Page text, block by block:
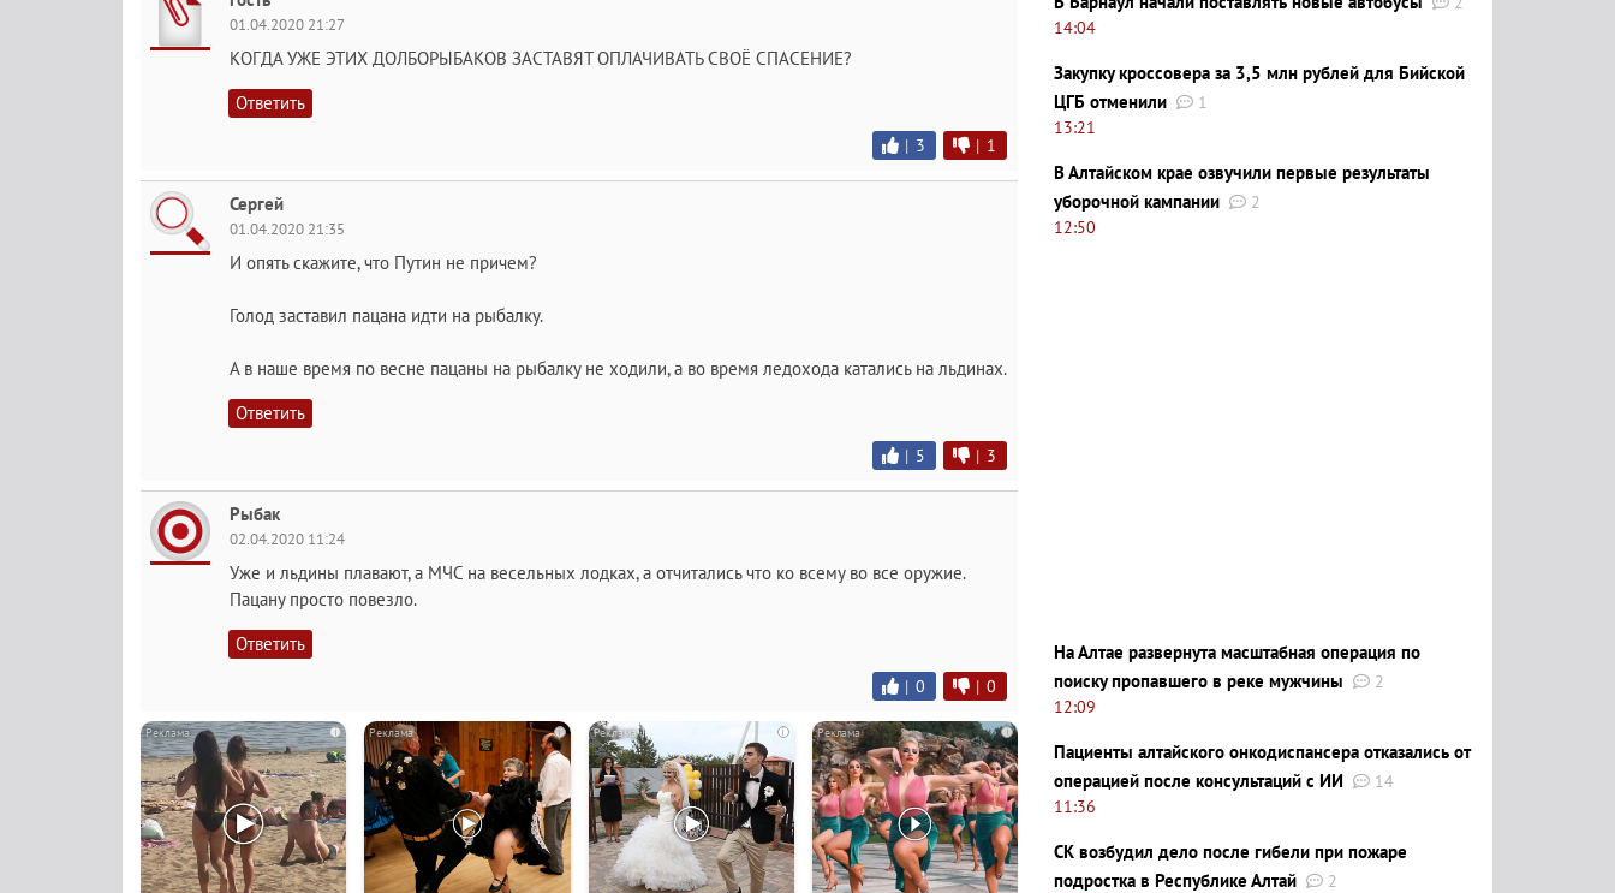
01.04.2020 21:27
КОГДА УЖЕ ЭТИХ ДОЛБОРЫБАКОВ ЗАСТАВЯТ ОПЛАЧИВАТЬ СВОЁ СПАСЕНИЕ?
Ответить
| 3 | 1
Сергей
01.04.2020 21:35
И опять скажите, что Путин не причем?
Голод заставил пацана идти на рыбалку.
А в наше время по весне пацаны на рыбалку не ходили, а во время ледохода катались на льдинах.
Ответить
| 5 | 3
Рыбак
02.04.2020 11:24
Уже и льдины плавают, а МЧС на весельных лодках, а отчитались что ко всему во все оружие.
Пацану просто повезло.
Ответить
| 0 | 0
i i i i
14:04
Закупку кроссовера за 3,5 млн рублей для Бийской
ЦГБ отменили
1
13:21
В Алтайском крае озвучили первые результаты
уборочной кампании
2
12:50
На Алтае развернута масштабная операция по
поиску пропавшего в реке мужчины
2
12:09
Пациенты алтайского онкодиспансера отказались от
операцией после консультаций с ИИ
14
11:36
СК возбудил дело после гибели при пожаре
подростка в Республике Алтай
2